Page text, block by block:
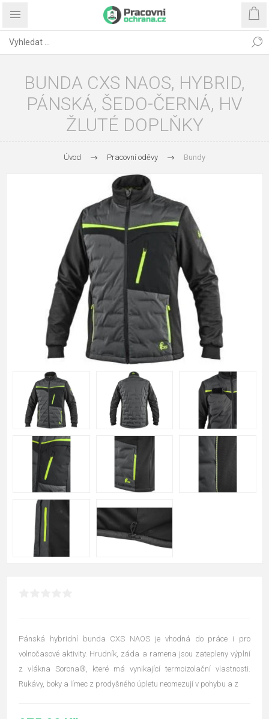
BUNDA CXS NAOS, HYBRID,
PÁNSKÁ, ŠEDO-ČERNÁ, HV
ŽLUTÉ DOPLŇKY
Úvod Pracovní oděvy Bundy
Pánská hybridní bunda CXS NAOS je vhodná do práce i pro
volnočasové aktivity. Hrudník, záda a ramena jsou zatepleny výplní
z vlákna Sorona®, které má vynikající termoizolační vlastnosti.
Rukávy, boky a límec z prodyšného úpletu neomezují v pohybu a z